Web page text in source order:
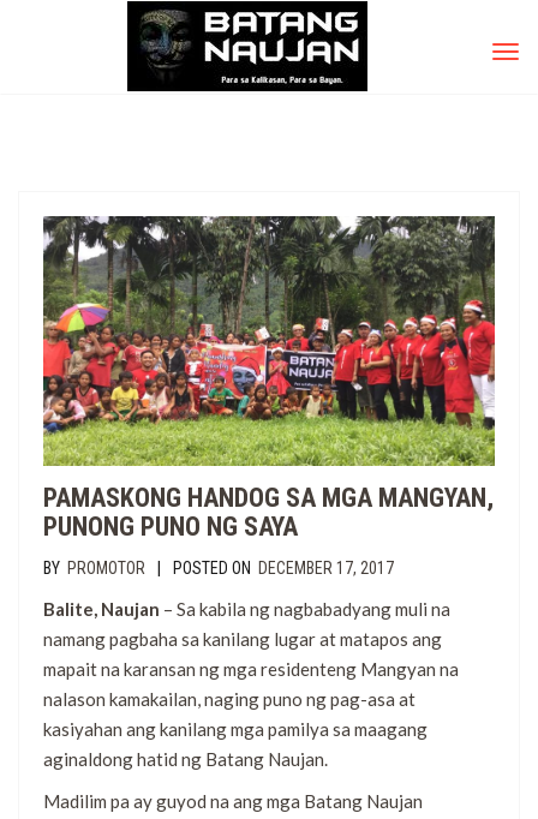
PAMASKONG HANDOG SA MGA MANGYAN,
PUNONG PUNO NG SAYA
BY PROMOTOR | POSTED ON DECEMBER 17, 2017
Balite, Naujan – Sa kabila ng nagbabadyang muli na
namang pagbaha sa kanilang lugar at matapos ang
mapait na karansan ng mga residenteng Mangyan na
nalason kamakailan, naging puno ng pag-asa at
kasiyahan ang kanilang mga pamilya sa maagang
aginaldong hatid ng Batang Naujan.
Madilim pa ay guyod na ang mga Batang Naujan